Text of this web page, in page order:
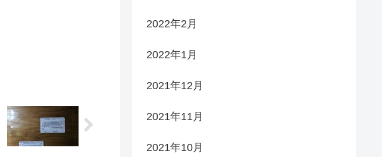
2022年2月
2022年1月
2021年12月
2021年11月
2021年10月